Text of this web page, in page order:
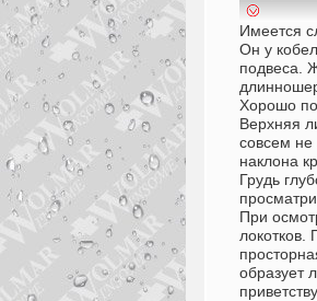
Имеется
Он у
подвеса.
Хорошо
Верхняя
совсем не
наклона
Грудь
При
локотков.
образует